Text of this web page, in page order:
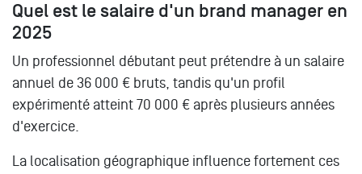
Quel est le salaire d'un brand manager en
2025
Un professionnel débutant peut prétendre à un salaire
annuel de 36 000 € bruts, tandis qu'un profil
expérimenté atteint 70 000 € après plusieurs années
d'exercice.
La localisation géographique influence fortement ces